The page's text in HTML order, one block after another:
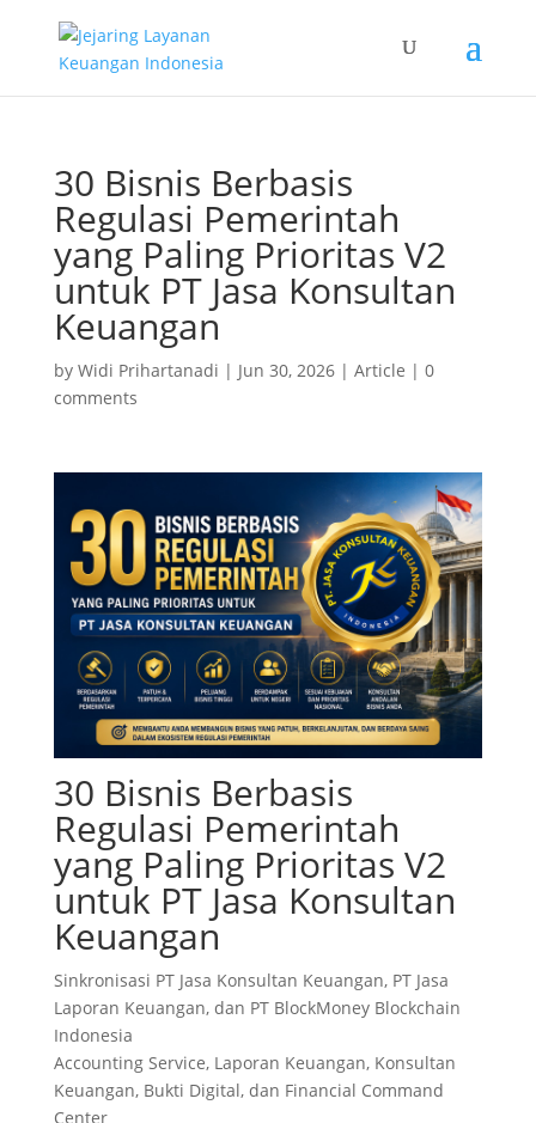
30 Bisnis Berbasis
Regulasi Pemerintah
yang Paling Prioritas V2
untuk PT Jasa Konsultan
Keuangan
by Widi Prihartanadi | Jun 30, 2026| Article | 0
comments
30 Bisnis Berbasis
Regulasi Pemerintah
yang Paling Prioritas V2
untuk PT Jasa Konsultan
Keuangan
Sinkronisasi PT Jasa Konsultan Keuangan, PT Jasa
Laporan Keuangan, dan PT BlockMoney Blockchain
Indonesia
Accounting Service, Laporan Keuangan, Konsultan
Keuangan, Bukti Digital, dan Financial Command
Center